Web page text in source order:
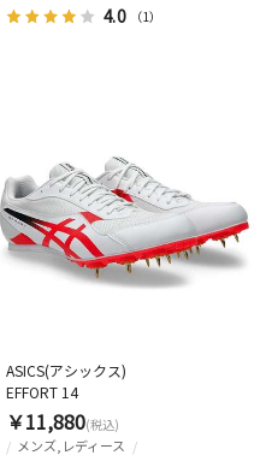
4.0 （1）
メンズ,レディース
ASICS(アシックス)
EFFORT 14
￥11,880(税込)